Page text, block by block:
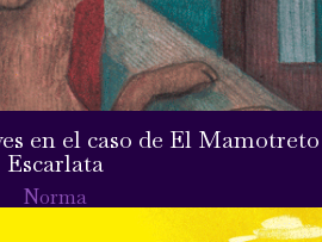
en el caso de El Mamotreto
Escarlata
Norma